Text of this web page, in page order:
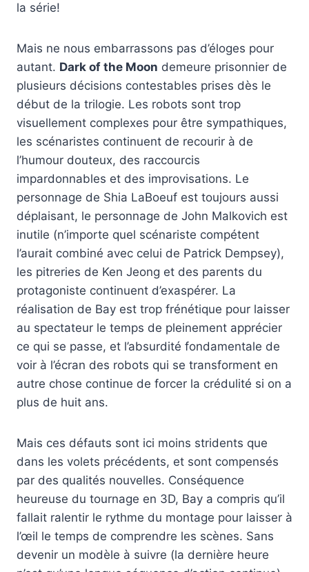
la série!
Mais ne nous embarrassons pas d’éloges pour
autant. Dark of the Moon demeure prisonnier de
plusieurs décisions contestables prises dès le
début de la trilogie. Les robots sont trop
visuellement complexes pour être sympathiques,
les scénaristes continuent de recourir à de
l’humour douteux, des raccourcis
impardonnables et des improvisations. Le
personnage de Shia LaBoeuf est toujours aussi
déplaisant, le personnage de John Malkovich est
inutile (n’importe quel scénariste compétent
l’aurait combiné avec celui de Patrick Dempsey),
les pitreries de Ken Jeong et des parents du
protagoniste continuent d’exaspérer. La
réalisation de Bay est trop frénétique pour laisser
au spectateur le temps de pleinement apprécier
ce qui se passe, et l’absurdité fondamentale de
voir à l’écran des robots qui se transforment en
autre chose continue de forcer la crédulité si on a
plus de huit ans.
Mais ces défauts sont ici moins stridents que
dans les volets précédents, et sont compensés
par des qualités nouvelles. Conséquence
heureuse du tournage en 3D, Bay a compris qu’il
fallait ralentir le rythme du montage pour laisser à
l’œil le temps de comprendre les scènes. Sans
devenir un modèle à suivre (la dernière heure